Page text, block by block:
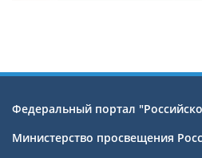
Федеральный портал
Министерство просвещения